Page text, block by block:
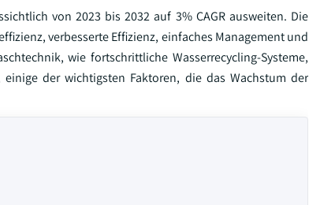
von 2023 bis 2032 auf 3% CAGR ausweiten. Die
verbesserte Effizienz, einfaches Management und
wie fortschrittliche Wasserrecycling-Systeme,
der wichtigsten Faktoren, die das Wachstum der